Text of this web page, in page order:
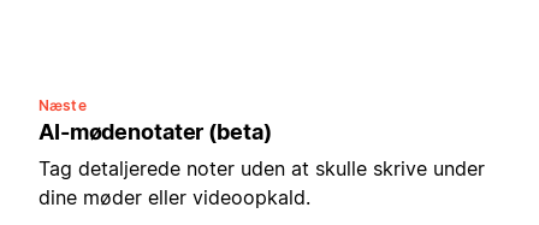
Næste
AI-mødenotater (beta)
Tag detaljerede noter uden at skulle skrive under
dine møder eller videoopkald.